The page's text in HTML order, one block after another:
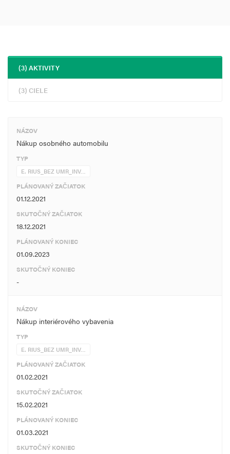
(3) AKTIVITY
(3) CIELE
NÁZOV
Nákup osobného automobilu
TYP
E. RIUS_BEZ UMR_INV…
PLÁNOVANÝ ZAČIATOK
01.12.2021
SKUTOČNÝ ZAČIATOK
18.12.2021
PLÁNOVANÝ KONIEC
01.09.2023
SKUTOČNÝ KONIEC
-
NÁZOV
Nákup interiérového vybavenia
TYP
E. RIUS_BEZ UMR_INV…
PLÁNOVANÝ ZAČIATOK
01.02.2021
SKUTOČNÝ ZAČIATOK
15.02.2021
PLÁNOVANÝ KONIEC
01.03.2021
SKUTOČNÝ KONIEC